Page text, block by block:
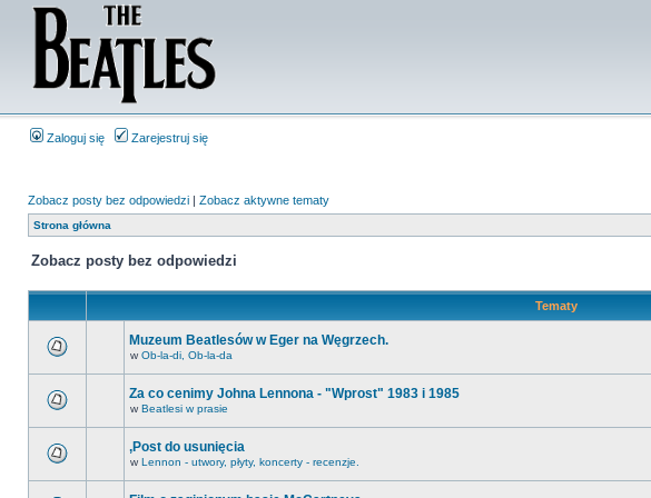
Zaloguj się Zarejestruj się
Zobacz posty bez odpowiedzi | Zobacz aktywne tematy
Strona główna
Zobacz posty bez odpowiedzi
Tematy
Muzeum Beatlesów w Eger na Węgrzech.
w Ob-la-di, Ob-la-da
Za co cenimy Johna Lennona - "Wprost" 1983 i 1985
w Beatlesi w prasie
,Post do usunięcia
w Lennon - utwory, płyty, koncerty - recenzje.